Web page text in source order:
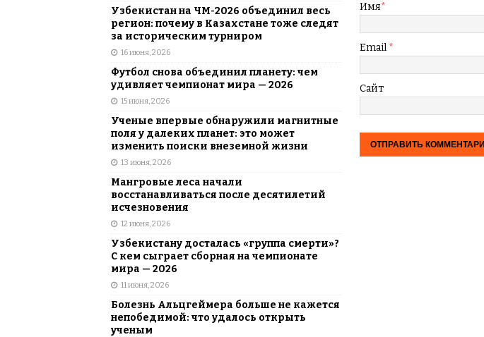
Имя*
Email *
Сайт
Узбекистан на ЧМ-2026 объединил весь
регион: почему в Казахстане тоже следят
за историческим турниром
16 июня, 2026
Футбол снова объединил планету: чем
удивляет чемпионат мира — 2026
15 июня, 2026
Ученые впервые обнаружили магнитные
поля у далеких планет: это может
изменить поиски внеземной жизни
13 июня, 2026
Мангровые леса начали
восстанавливаться после десятилетий
исчезновения
12 июня, 2026
Узбекистану досталась «группа смерти»?
С кем сыграет сборная на чемпионате
мира — 2026
11 июня, 2026
Болезнь Альцгеймера больше не кажется
непобедимой: что удалось открыть
ученым